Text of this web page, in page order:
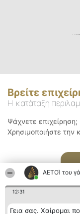
ΑΕΤΟΊ του
12:31
Γεια σας. Χαίρομαι
Βρείτε
Η κατάταξη
Ψάχνετε
Χρησιμοποιήστε την